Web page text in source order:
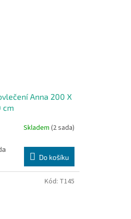
Anna 200 X
cm
Skladem (2 sada)
Do košíku
Kód: T145